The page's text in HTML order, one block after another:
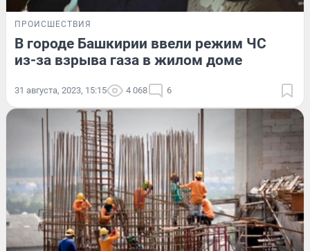
ПРОИСШЕСТВИЯ
В городе Башкирии ввели режим ЧС
из-за взрыва газа в жилом доме
31 августа, 2023, 15:15 4 068 6